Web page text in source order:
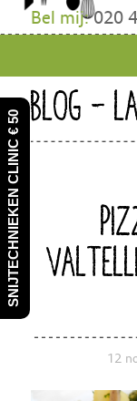
Bel mij:020
BLOG -
12
SNIJTECHNIEKEN CLINIC € 50